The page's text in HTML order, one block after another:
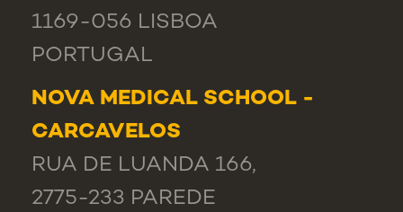
1169-056 LISBOA
PORTUGAL
NOVA MEDICAL SCHOOL -
CARCAVELOS
RUA DE LUANDA 166,
2775-233 PAREDE